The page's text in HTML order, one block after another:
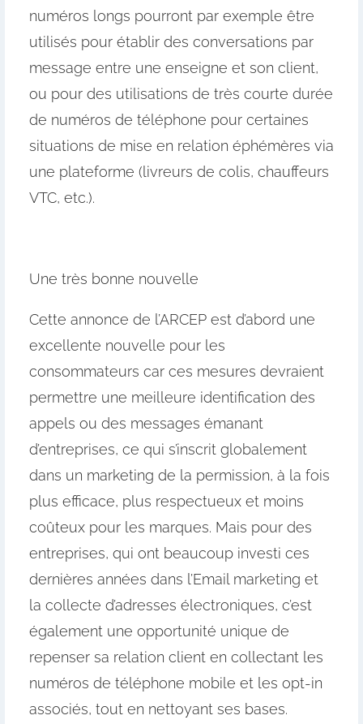
numéros longs pourront par exemple être
utilisés pour établir des conversations par
message entre une enseigne et son client,
ou pour des utilisations de très courte durée
de numéros de téléphone pour certaines
situations de mise en relation éphémères via
une plateforme (livreurs de colis, chauffeurs
VTC, etc.).
Une très bonne nouvelle
Cette annonce de l’ARCEP est d’abord une
excellente nouvelle pour les
consommateurs car ces mesures devraient
permettre une meilleure identification des
appels ou des messages émanant
d’entreprises, ce qui s’inscrit globalement
dans un marketing de la permission, à la fois
plus efficace, plus respectueux et moins
coûteux pour les marques. Mais pour des
entreprises, qui ont beaucoup investi ces
dernières années dans l’Email marketing et
la collecte d’adresses électroniques, c’est
également une opportunité unique de
repenser sa relation client en collectant les
numéros de téléphone mobile et les opt-in
associés, tout en nettoyant ses bases.